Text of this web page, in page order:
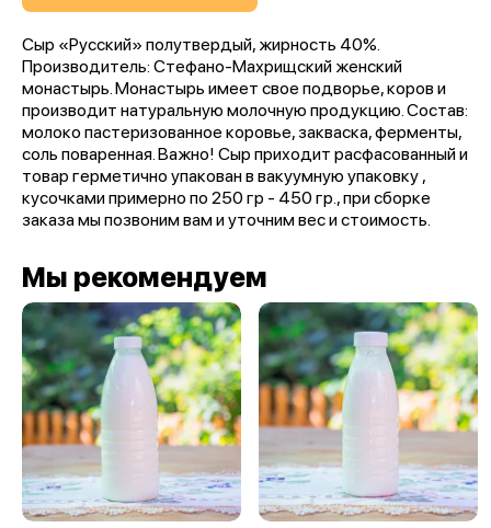
Сыр «Русский» полутвердый, жирность 40%.
Производитель: Стефано-Махрищский женский
монастырь. Монастырь имеет свое подворье, коров и
производит натуральную молочную продукцию. Состав:
молоко пастеризованное коровье, закваска, ферменты,
соль поваренная. Важно! Сыр приходит расфасованный и
товар герметично упакован в вакуумную упаковку ,
кусочками примерно по 250 гр - 450 гр., при сборке
заказа мы позвоним вам и уточним вес и стоимость.
Мы рекомендуем